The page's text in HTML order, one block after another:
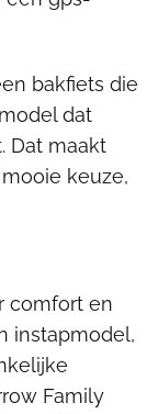
bakfiets die
dat
Dat maakt
keuze,
comfort en
instapmodel,
Family